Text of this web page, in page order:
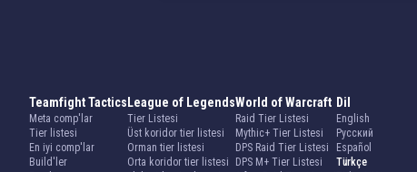
Teamfight Tactics
Meta comp'lar
Tier listesi
En iyi comp'lar
Build'ler
League of Legends
Tier Listesi
Üst koridor tier listesi
Orman tier listesi
Orta koridor tier listesi
World of Warcraft
Raid Tier Listesi
Mythic+ Tier Listesi
DPS Raid Tier Listesi
DPS M+ Tier Listesi
Dil
English
Русский
Español
Türkçe